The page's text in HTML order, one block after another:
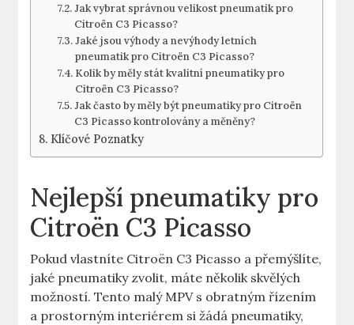
Jak vybrat správnou velikost pneumatik pro
Citroën C3 Picasso?
Jaké jsou výhody a nevýhody letních
pneumatik pro Citroën C3 Picasso?
Kolik by měly stát kvalitní pneumatiky pro
Citroën C3 Picasso?
Jak často by měly být pneumatiky pro Citroën
C3 Picasso kontrolovány a měněny?
Klíčové Poznatky
Nejlepší pneumatiky pro
Citroën C3 Picasso
Pokud vlastníte Citroën C3 Picasso a přemýšlíte,
jaké pneumatiky zvolit, máte několik skvělých
možností. Tento malý MPV s obratným řízením
a prostorným interiérem si žádá pneumatiky,